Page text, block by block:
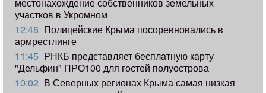
участков в Укромном
12:48 Полицейские Крыма посоревновались в
армрестлинге
11:45 РНКБ представляет бесплатную карту
"Дельфин" ПРО100 для гостей полуострова
10:02 В Северных регионах Крыма самая низкая